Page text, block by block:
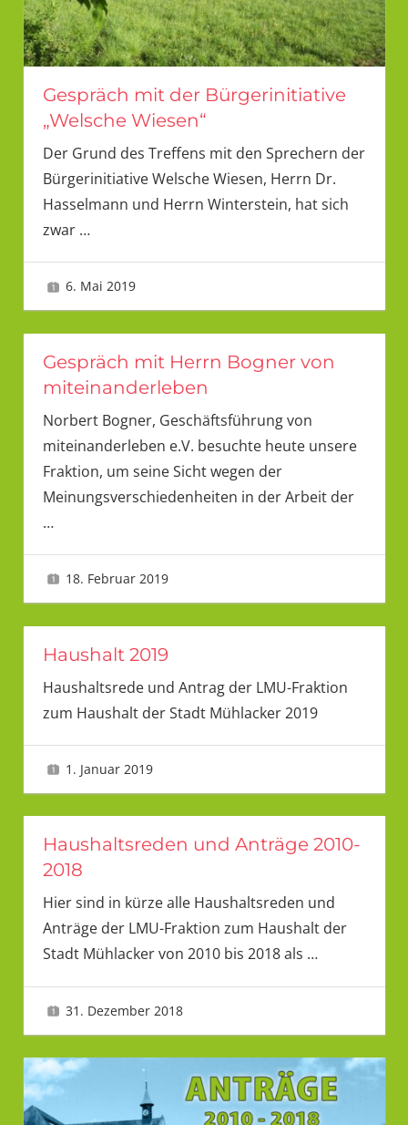
Gespräch mit der Bürgerinitiative
„Welsche Wiesen“
Der Grund des Treffens mit den Sprechern der
Bürgerinitiative Welsche Wiesen, Herrn Dr.
Hasselmann und Herrn Winterstein, hat sich
zwar …
6. Mai 2019
Gespräch mit Herrn Bogner von
miteinanderleben
Norbert Bogner, Geschäftsführung von
miteinanderleben e.V. besuchte heute unsere
Fraktion, um seine Sicht wegen der
Meinungsverschiedenheiten in der Arbeit der
…
18. Februar 2019
Haushalt 2019
Haushaltsrede und Antrag der LMU-Fraktion
zum Haushalt der Stadt Mühlacker 2019
1. Januar 2019
Haushaltsreden und Anträge 2010-
2018
Hier sind in kürze alle Haushaltsreden und
Anträge der LMU-Fraktion zum Haushalt der
Stadt Mühlacker von 2010 bis 2018 als …
31. Dezember 2018